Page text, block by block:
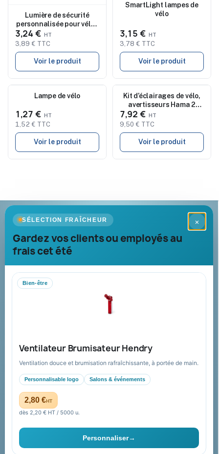
Lumière de sécurité
personnalisée pour vélo -
Havu
3,24 €
3,89 € TTC
Voir le produit
SmartLight lampes de
vélo
3,15 €
3,78 € TTC
Voir le produit
NouveauLampe de vélo
1,27 €
1,52 € TTC
Voir le produit
Nouveau
Kit d’éclairages de vélo,
avertisseurs Hama 2
pièces
7,92 €
9,50 € TTC
Voir le produit
×
SÉLECTION FRAÎCHEUR
Gardez vos clients ou employés au
frais cet été
Bien-être
Ventilateur Brumisateur Hendry
Ventilation douce et brumisation rafraîchissante, à portée de main.
Personnalisable logo Salons & événements
2,80 €HT
dès 2,20 € HT / 5000 u.
Personnaliser→
Goodies Pub France
Objets publicitaires · par Promenoch
Votre partenaire B2B pour les goodies et cadeaux d’affaires
collectivités et administrations.
Mandat administratif & Chorus Pro
Nouveautés
Catalogue goodies
Cadeaux de fin d’année
À propos
Nos expertises &
accompagnement global
Ils nous ont fait confiance
Livraison